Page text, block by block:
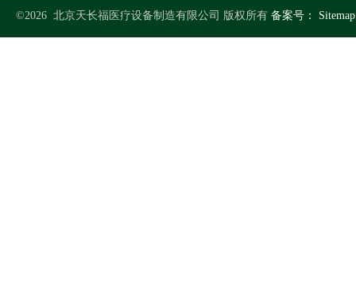
©2026 北京天长福医疗设备制造有限公司 版权所有 备案号：